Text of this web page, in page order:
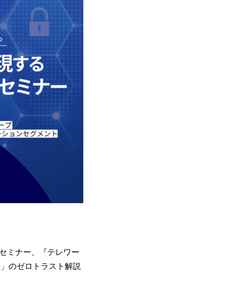
ミナー、
『テレワー
のゼロトラスト解説